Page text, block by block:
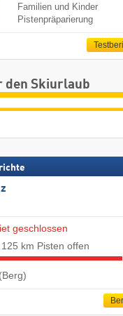
Familien und Kinder
Pistenpräparierung
den Skiurlaub
geschlossen
km Pisten offen